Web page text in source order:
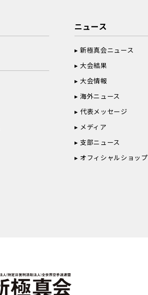
ニュース
新極真会ニュース
大会結果
大会情報
海外ニュース
代表メッセージ
メディア
支部ニュース
オフィシャルショップ